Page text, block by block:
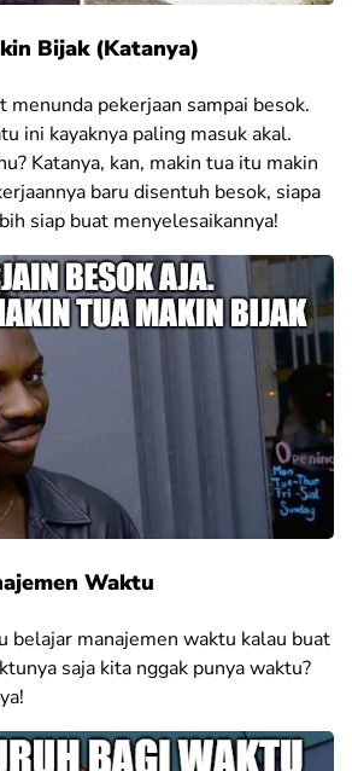
Bijak (Katanya)
menunda pekerjaan sampai besok.
ini kayaknya paling masuk akal.
Katanya, kan, makin tua itu makin
baru disentuh besok, siapa
siap buat menyelesaikannya!
Waktu
belajar manajemen waktu kalau buat
saja kita nggak punya waktu?